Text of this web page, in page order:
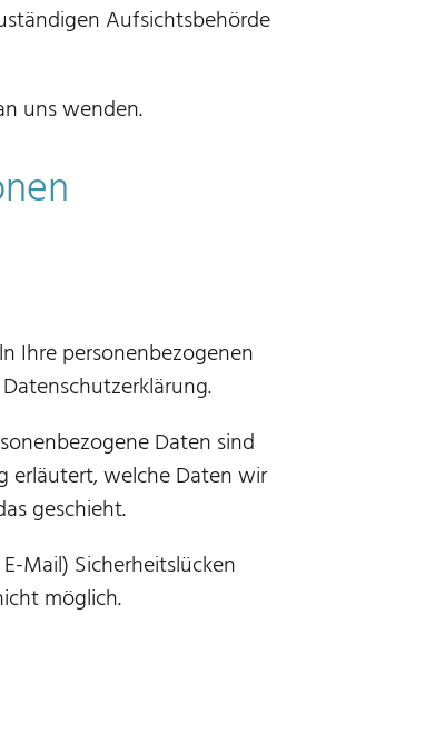
Aufsichtsbehörde
uns wenden.
Ihre personenbezogenen
Daten sind
erläutert, welche Daten wir
geschieht.
Mail) Sicherheitslücken
möglich.